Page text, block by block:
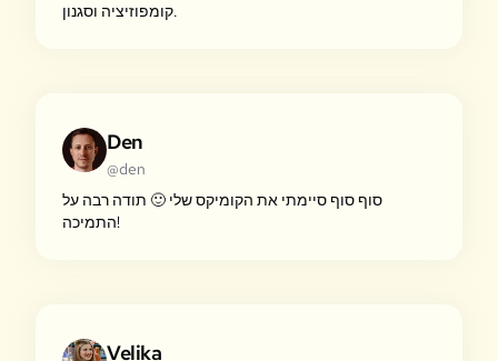
קומפוזיציה וסגנון.
Den
@den
סוף סוף סיימתי את הקומיקס שלי 🙂 תודה רבה על
התמיכה!
Velika